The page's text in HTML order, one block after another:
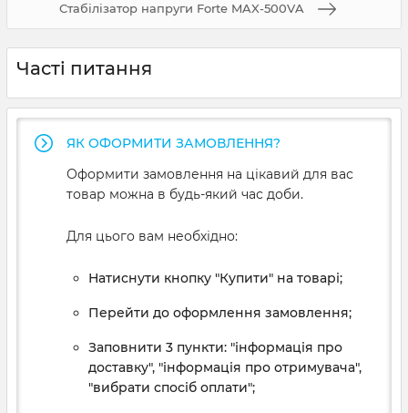
Стабілізатор напруги Forte MAX-500VA
Часті питання
ЯК ОФОРМИТИ ЗАМОВЛЕННЯ?
Оформити замовлення на цікавий для вас
товар можна в будь-який час доби.
Для цього вам необхідно:
Натиснути кнопку "Купити" на товарі;
Перейти до оформлення замовлення;
Заповнити 3 пункти: "інформація про
доставку", "інформація про отримувача",
"вибрати спосіб оплати";